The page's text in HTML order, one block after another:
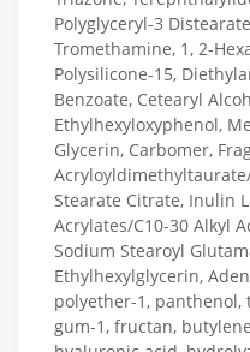
Polyglyceryl-3
Tromethamine, 1, 2-
Polysilicone-15,
Benzoate, Cetearyl
Ethylhexyloxyphenol,
Glycerin, Carbomer,
Stearate Citrate, Inulin
Acrylates/C10-30 Alkyl
Sodium Stearoyl
Ethylhexylglycerin,
polyether-1, panthenol,
gum-1, fructan,